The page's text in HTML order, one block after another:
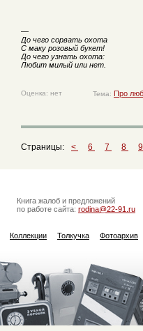
—
До чего сорвать охота
С маку розовый букет!
До чего узнать охота:
Любит милый или нет.
Оценка: нет Тема: Про
Страницы: < 6 7 8
Книга жалоб и предложений
по работе сайта: rodina@22-91.ru
Коллекции Толкучка Фотоархив